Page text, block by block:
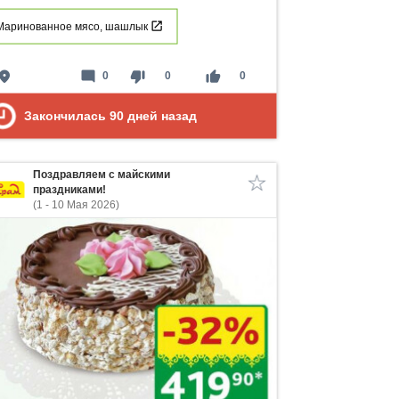
мясо, шашлык
place thumb_down 0 thumb_up 0
mode_comment 0
Закончилась 90 дней назад
Поздравляем с майскими
праздниками!
(1 - 10 Мая 2026)